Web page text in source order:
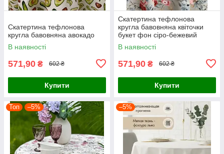
Скатертина тефлонова
кругла бавовняна авокадо
В наявності
571,90 ₴ 602 ₴
Купити
Скатертина тефлонова
кругла бавовняна квіточки
букет фон сіро-бежевий
В наявності
571,90 ₴ 602 ₴
Купити
Топ –5% –5%